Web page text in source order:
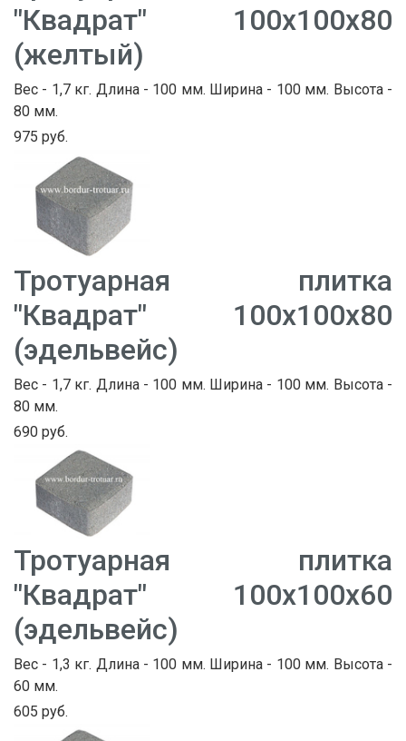
"Квадрат" 100х100х80
(желтый)
Вес - 1,7 кг. Длина - 100 мм. Ширина - 100 мм. Высота -
80 мм.
975 руб.
Тротуарная плитка
"Квадрат" 100х100х80
(эдельвейс)
Вес - 1,7 кг. Длина - 100 мм. Ширина - 100 мм. Высота -
80 мм.
690 руб.
Тротуарная плитка
"Квадрат" 100х100х60
(эдельвейс)
Вес - 1,3 кг. Длина - 100 мм. Ширина - 100 мм. Высота -
60 мм.
605 руб.